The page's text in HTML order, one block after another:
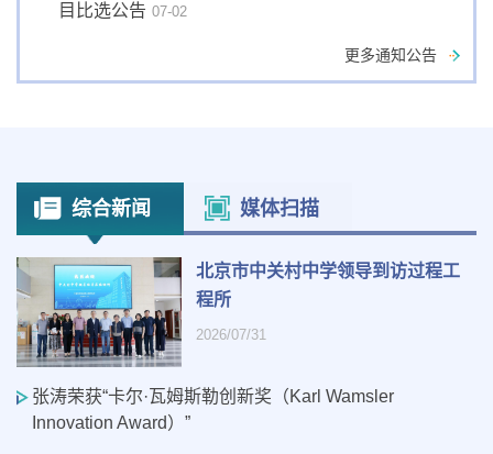
更多通知公告
目比选公告 07-02
综合新闻 媒体扫描
北京市中关村中学领导到访过程工
程所
2026/07/31
张涛荣获“卡尔·瓦姆斯勒创新奖（Karl Wamsler
Innovation Award）”